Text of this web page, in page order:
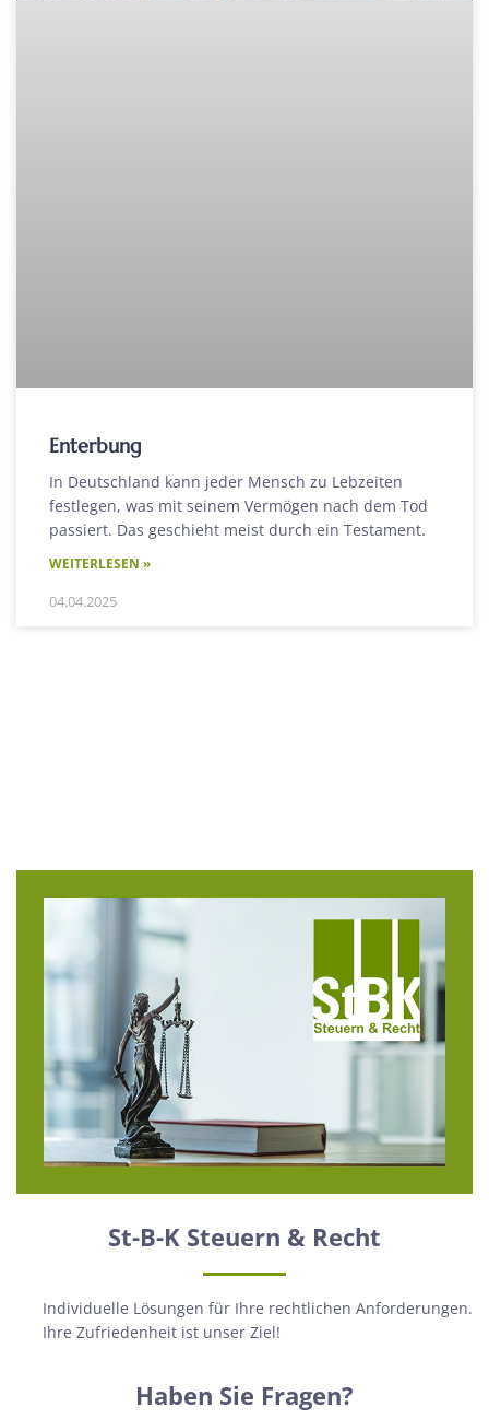
Enterbung
In Deutschland kann jeder Mensch zu Lebzeiten
festlegen, was mit seinem Vermögen nach dem Tod
passiert. Das geschieht meist durch ein Testament.
WEITERLESEN »
04.04.2025
St-B-K Steuern & Recht
Individuelle Lösungen für Ihre rechtlichen Anforderungen.
Ihre Zufriedenheit ist unser Ziel!
Haben Sie Fragen?